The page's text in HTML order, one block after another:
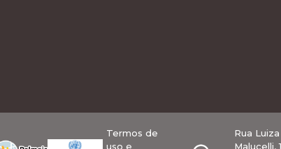
Termos de
uso e
Rua
Malucelli,